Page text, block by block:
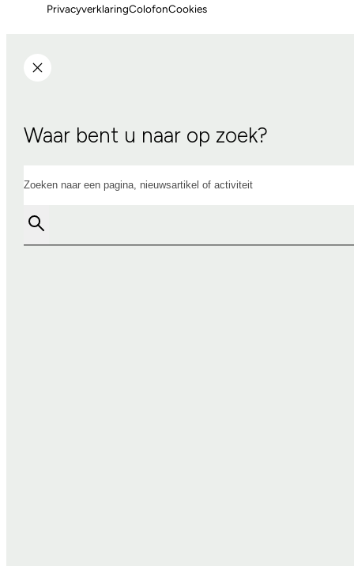
PrivacyverklaringColofonCookies
Waar bent u naar op zoek?